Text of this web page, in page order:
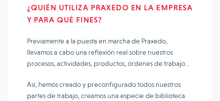
¿QUIÉN UTILIZA PRAXEDO EN LA EMPRESA
Y PARA QUÉ FINES?
Previamente a la puesta en marcha de Praxedo,
llevamos a cabo una reflexión real sobre nuestros
procesos, actividades, productos, órdenes de trabajo…
Así, hemos creado y preconfigurado todos nuestros
partes de trabajo, creamos una especie de biblioteca